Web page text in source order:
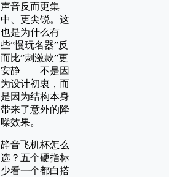
声音反而更集
中、更尖锐。这
也是为什么有
些”慢玩名器”反
而比”刺激款”更
安静——不是因
为设计初衷，而
是因为结构本身
带来了意外的降
噪效果。
静音飞机杯怎么
选？五个硬指标
少看一个都白搭